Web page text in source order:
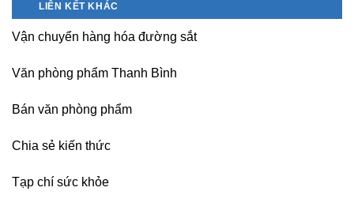
Nội
nghề
Nitto
tại
TP
LIÊN KẾT KHÁC
Vận chuyển hàng hóa đường sắt
Văn phòng phẩm Thanh Bình
Bán văn phòng phẩm
Chia sẻ kiến thức
Tạp chí sức khỏe